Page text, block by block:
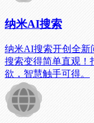
纳米AI搜索
纳米AI搜索开创全新
搜索变得简单直观！
欲，智慧触手可得。